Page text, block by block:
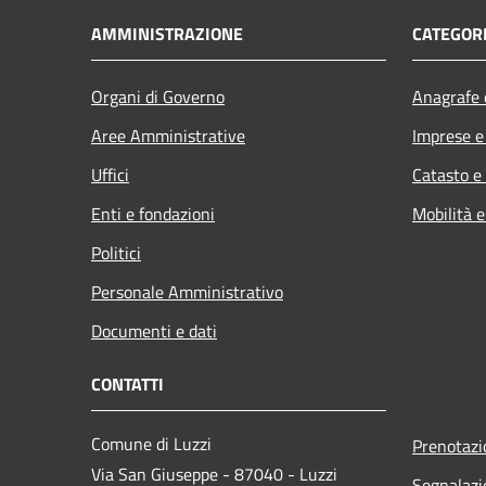
AMMINISTRAZIONE
Organi di Governo
Aree Amministrative
Uffici
Enti e fondazioni
Politici
Personale Amministrativo
Documenti e dati
Imprese
Catasto
Mobilità
CONTATTI
Comune di Luzzi
Via San Giuseppe - 87040 - Luzzi